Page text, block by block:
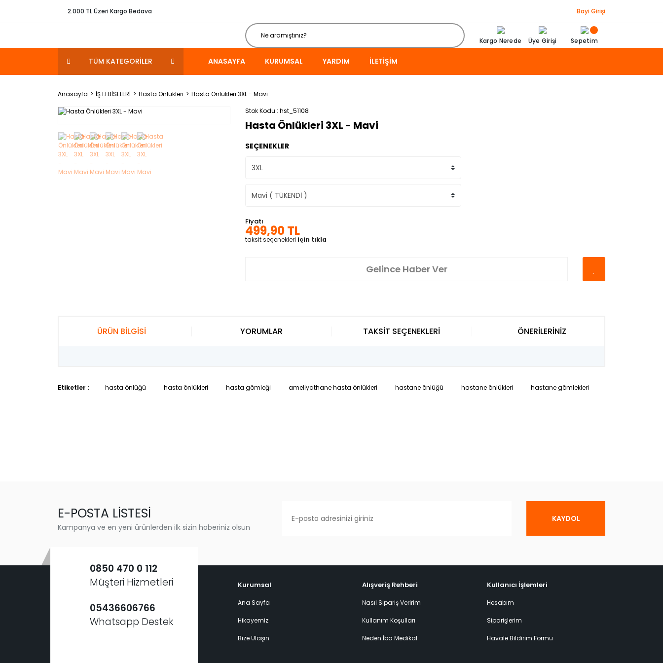
2.000 TL Üzeri Kargo Bedava Bayi Girişi
Kargo Nerede Üye Girişi Sepetim
TÜM KATEGORİLER ANASAYFA KURUMSAL YARDIM İLETIŞIM
Anasayfa İŞ ELBİSELERİ Hasta Önlükleri
Hasta Önlükleri 3XL - Mavi
Stok Kodu hst_51108
Hasta Önlükleri 3XL - Mavi
SEÇENEKLER
Fiyatı
499,90 TL
taksit seçenekleri için tıkla
Gelince Haber Ver
ÜRÜN BİLGİSİ YORUMLAR TAKSİT SEÇENEKLERİ ÖNERİLERİNİZ
Etiketler : hasta önlüğü hasta önlükleri hasta gömleği ameliyathane hasta önlükleri hastane önlüğü hastane önlükleri hastane gömlekleri
E-POSTA LİSTESİ
Kampanya ve en yeni ürünlerden ilk sizin haberiniz olsun
KAYDOL
0850 470 0 112
Müşteri Hizmetleri
05436606766
Whatsapp Destek
Kurumsal
Ana Sayfa
Hikayemiz
Bize Ulaşın
Alışveriş Rehberi
Nasıl Sipariş Veririm
Kullanım Koşulları
Neden İba Medikal
Kullanıcı İşlemleri
Hesabım
Siparişlerim
Havale Bildirim Formu